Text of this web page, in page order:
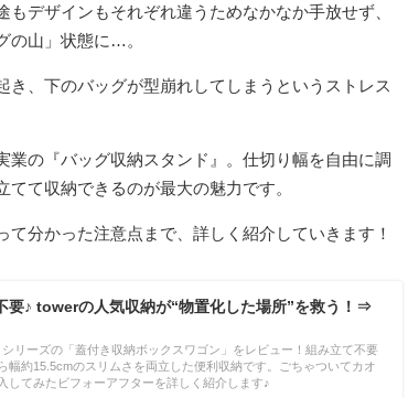
デザインもそれぞれ違うためなかなか手放せず、
の山」状態に…。
、下のバッグが型崩れしてしまうというストレス
業の『バッグ収納スタンド』。仕切り幅を自由に調
て収納できるのが最大の魅力です。
分かった注意点まで、詳しく紹介していきます！
要♪ towerの人気収納が“物置化した場所”を救う！⇒
リーズの「蓋付き収納ボックスワゴン」をレビュー！組み立て不要
幅約15.5cmのスリムさを両立した便利収納です。ごちゃついてカオ
してみたビフォーアフターを詳しく紹介します♪